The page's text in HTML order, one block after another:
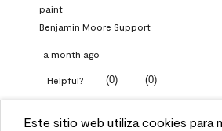
Este sitio web utiliza cookies para
paint
Benjamin Moore Support
a month ago
Helpful? (0) (0)